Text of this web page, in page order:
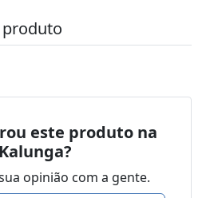
produto
este produto na
Kalunga?
opinião com a gente.